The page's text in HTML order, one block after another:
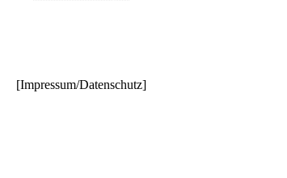
[Impressum/Datenschutz]